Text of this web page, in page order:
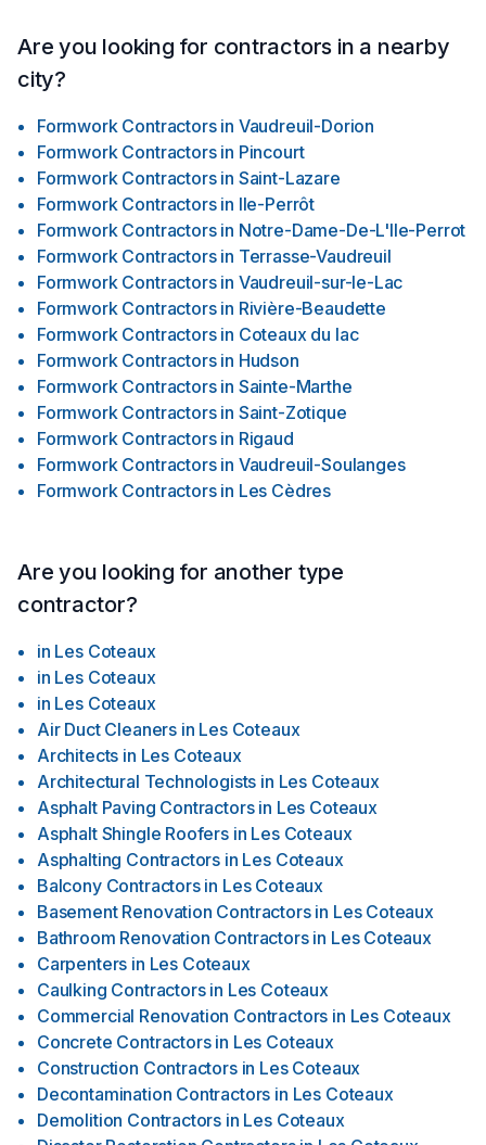
Are you looking for contractors in a nearby
city?
Formwork Contractors in Vaudreuil-Dorion
Formwork Contractors in Pincourt
Formwork Contractors in Saint-Lazare
Formwork Contractors in Ile-Perrôt
Formwork Contractors in Notre-Dame-De-L'Ile-Perrot
Formwork Contractors in Terrasse-Vaudreuil
Formwork Contractors in Vaudreuil-sur-le-Lac
Formwork Contractors in Rivière-Beaudette
Formwork Contractors in Coteaux du lac
Formwork Contractors in Hudson
Formwork Contractors in Sainte-Marthe
Formwork Contractors in Saint-Zotique
Formwork Contractors in Rigaud
Formwork Contractors in Vaudreuil-Soulanges
Formwork Contractors in Les Cèdres
Are you looking for another type
contractor?
in Les Coteaux
in Les Coteaux
in Les Coteaux
Air Duct Cleaners in Les Coteaux
Architects in Les Coteaux
Architectural Technologists in Les Coteaux
Asphalt Paving Contractors in Les Coteaux
Asphalt Shingle Roofers in Les Coteaux
Asphalting Contractors in Les Coteaux
Balcony Contractors in Les Coteaux
Basement Renovation Contractors in Les Coteaux
Bathroom Renovation Contractors in Les Coteaux
Carpenters in Les Coteaux
Caulking Contractors in Les Coteaux
Commercial Renovation Contractors in Les Coteaux
Concrete Contractors in Les Coteaux
Construction Contractors in Les Coteaux
Decontamination Contractors in Les Coteaux
Demolition Contractors in Les Coteaux